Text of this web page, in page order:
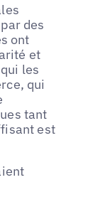
des
ont
et
les
qui
tant
est